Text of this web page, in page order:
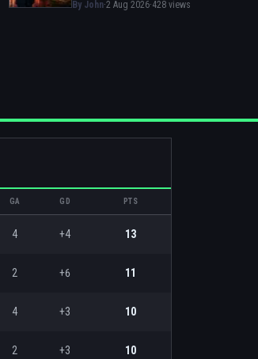
By John·2 Aug 2026·428 views
GA GD PTS
4 +4 13
2 +6 11
4 +3 10
2 +3 10